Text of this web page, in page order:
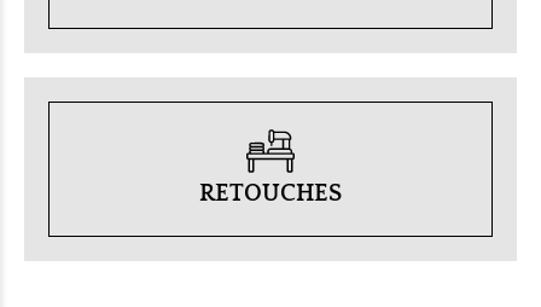
RETOUCHES